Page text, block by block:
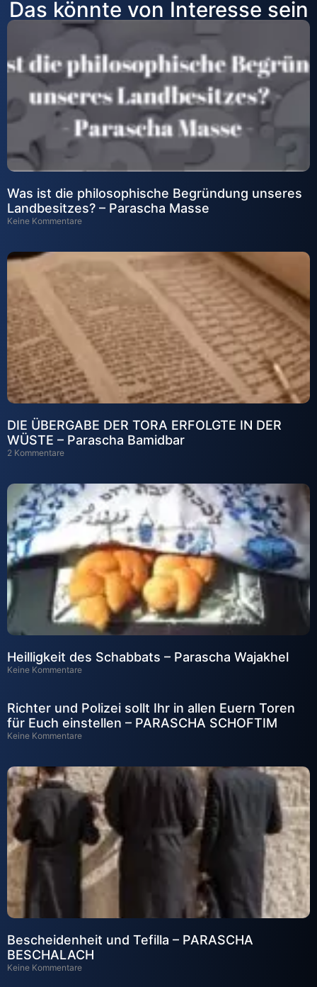
Das könnte von Interesse sein
Was ist die philosophische Begründung unseres
Landbesitzes? – Parascha Masse
Keine Kommentare
DIE ÜBERGABE DER TORA ERFOLGTE IN DER
WÜSTE – Parascha Bamidbar
2 Kommentare
Heilligkeit des Schabbats – Parascha Wajakhel
Keine Kommentare
Richter und Polizei sollt Ihr in allen Euern Toren
für Euch einstellen – PARASCHA SCHOFTIM
Keine Kommentare
Bescheidenheit und Tefilla – PARASCHA
BESCHALACH
Keine Kommentare